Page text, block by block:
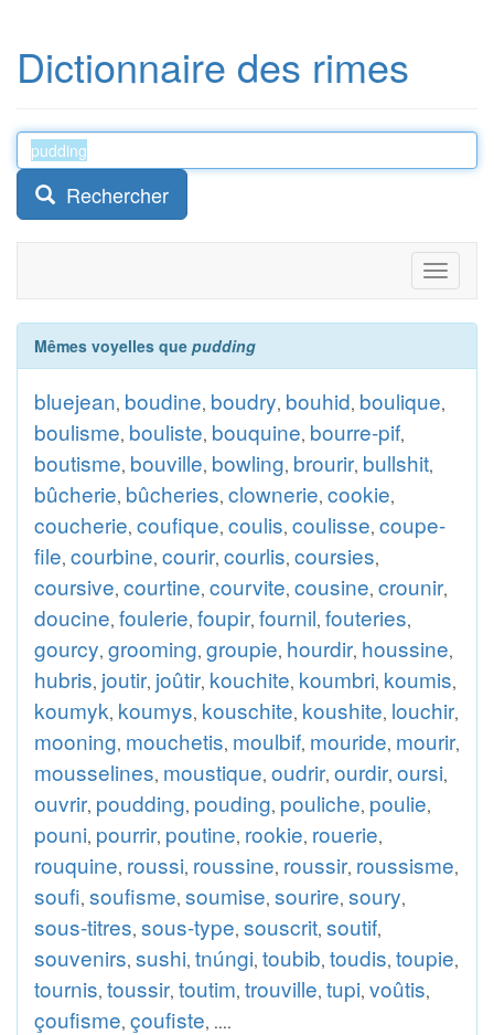
Dictionnaire des rimes
Rechercher
Toggle
Mêmes voyelles que pudding
bluejean, boudine, boudry, bouhid, boulique,
boulisme, bouliste, bouquine, bourre-pif,
boutisme, bouville, bowling, brourir, bullshit,
bûcherie, bûcheries, clownerie, cookie,
coucherie, coufique, coulis, coulisse, coupe-
file, courbine, courir, courlis, coursies,
coursive, courtine, courvite, cousine, crounir,
doucine, foulerie, foupir, fournil, fouteries,
gourcy, grooming, groupie, hourdir, houssine,
hubris, joutir, joûtir, kouchite, koumbri, koumis,
koumyk, koumys, kouschite, koushite, louchir,
mooning, mouchetis, moulbif, mouride, mourir,
mousselines, moustique, oudrir, ourdir, oursi,
ouvrir, poudding, pouding, pouliche, poulie,
pouni, pourrir, poutine, rookie, rouerie,
rouquine, roussi, roussine, roussir, roussisme,
soufi, soufisme, soumise, sourire, soury,
sous-titres, sous-type, souscrit, soutif,
souvenirs, sushi, tnúngi, toubib, toudis, toupie,
tournis, toussir, toutim, trouville, tupi, voûtis,
çoufisme, çoufiste, ....